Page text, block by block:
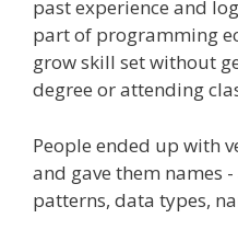
past experience and
part of programming
grow skill set without
degree or attending
People ended up with
and gave them names
patterns, data types,